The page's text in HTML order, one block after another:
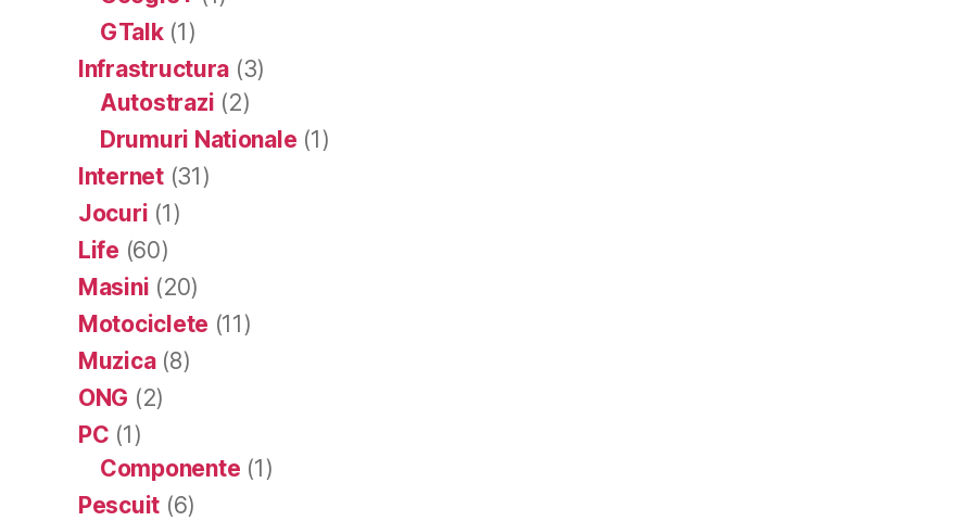
GTalk(1)
Infrastructura (3)
Autostrazi (2)
Drumuri Nationale (1)
Internet(31)
Jocuri (1)
Life (60)
Masini (20)
Motociclete (11)
Muzica(8)
ONG (2)
PC (1)
Componente (1)
Pescuit (6)